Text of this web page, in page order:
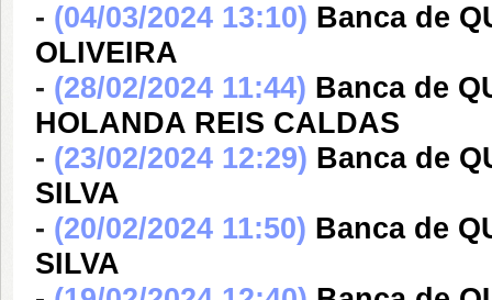
- (04/03/2024 13:10) Banca de
OLIVEIRA
- (28/02/2024 11:44) Banca de
HOLANDA REIS CALDAS
- (23/02/2024 12:29) Banca de
SILVA
- (20/02/2024 11:50) Banca de
SILVA